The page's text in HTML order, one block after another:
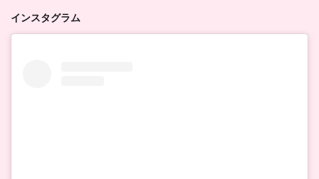
インスタグラム